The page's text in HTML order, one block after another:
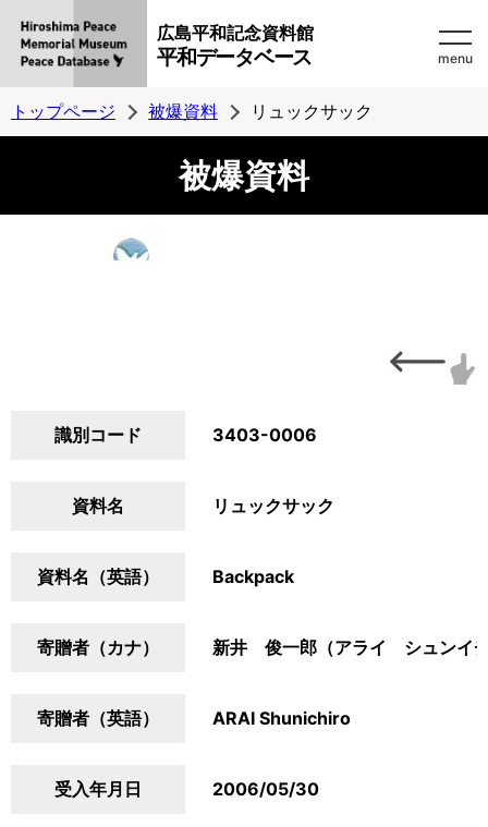
広島平和記念資料館
平和データベース menu
トップページ 被爆資料 リュックサック
被爆資料
識別コード 3403-0006
資料名 リュックサック
資料名（英語） Backpack
寄贈者（カナ） 新井 俊一郎（アライ シュンイ
寄贈者（英語） ARAI Shunichiro
受入年月日 2006/05/30